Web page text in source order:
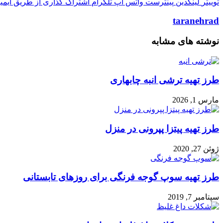
taranehrad
نوشته های مشابه
طرز تهیه ترشی انبه چابهاری
مارس 1, 2026
طرز تهیه پیتزا پپرونی در منزل
ژوئن 27, 2020
طرز تهیه سوپ گوجه فرنگی برای روزهای تابستانی
سپتامبر 7, 2019